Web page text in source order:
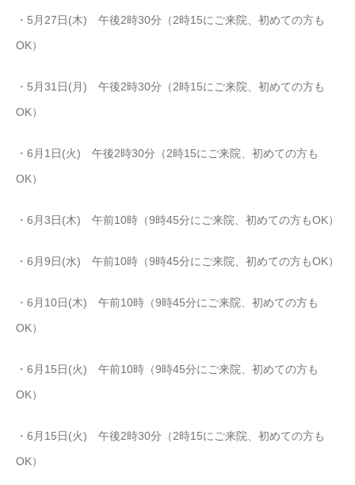
・ 5 月 27日(木) 午後2時30分（2時15にご来院、初めての方も
OK）
・ 5 月31 日(月) 午後2時30分（2時15にご来院、初めての方も
OK）
・6月1日(火) 午後2時30分（2時15にご来院、初めての方も
OK）
・6月3日(木) 午前10時（9時45分にご来院、初めての方もOK）
・6月9日(水) 午前10時（9時45分にご来院、初めての方もOK）
・6月10日(木) 午前10時（9時45分にご来院、初めての方も
OK）
・6月15日(火) 午前10時（9時45分にご来院、初めての方も
OK）
・6月15日(火) 午後2時30分（2時15にご来院、初めての方も
OK）